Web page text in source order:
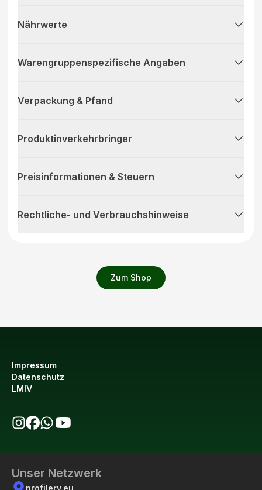
Zum Shop
Nährwerte
Warengruppenspezifische Angaben
Verpackung & Pfand
Produktinverkehrbringer
Preisinformationen & Steuern
Rechtliche- und Verbrauchshinweise
Impressum
Datenschutz
LMIV
Unser Netzwerk
profilery.eu